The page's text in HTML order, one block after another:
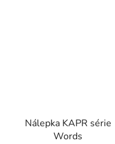
Nálepka KAPR série
Words